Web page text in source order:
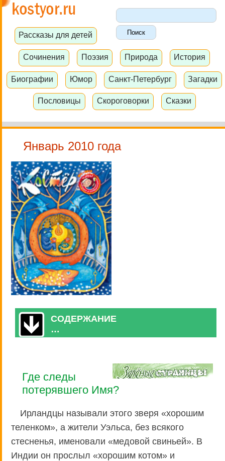
Рассказы для детей
Сочинения Поэзия Природа История
Биографии Юмор Санкт-Петербург Загадки
Пословицы Скороговорки Сказки
Январь 2010 года
СОДЕРЖАНИЕ
…
Где следы
потерявшего Имя?
Ирландцы называли этого зверя «хорошим
теленком», а жители Уэльса, без всякого
стесненья, именовали «медовой свиньей». В
Индии он прослыл «хорошим котом» и